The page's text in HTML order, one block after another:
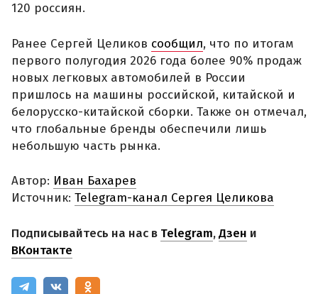
120 россиян.
Ранее Сергей Целиков сообщил, что по итогам
первого полугодия 2026 года более 90% продаж
новых легковых автомобилей в России
пришлось на машины российской, китайской и
белорусско-китайской сборки. Также он отмечал,
что глобальные бренды обеспечили лишь
небольшую часть рынка.
Автор: Иван Бахарев
Источник: Telegram-канал Сергея Целикова
Подписывайтесь на нас в Telegram,Дзен и
ВКонтакте